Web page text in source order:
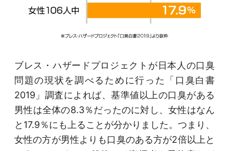
ブレス・ハザードプロジェクトが日本人の口臭
問題の現状を調べるために行った「口臭白書
2019」調査によれば、基準値以上の口臭がある
男性は全体の8.3％だったのに対し、女性はなん
と17.9％にも上ることが分かりました。つまり、
女性の方が男性よりも口臭のある方が2倍以上と